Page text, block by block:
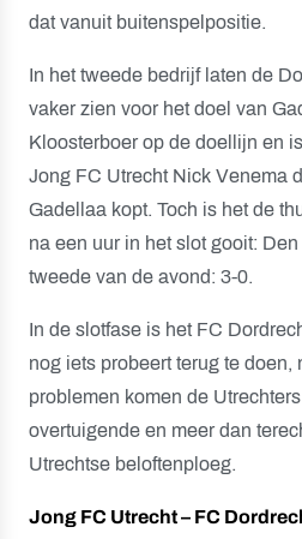
dat vanuit buitenspelpositie.
In het tweede bedrijf laten de
vaker zien voor het doel van
Kloosterboer op de doellijn en
Jong FC Utrecht Nick Venema
Gadellaa kopt. Toch is het de
na een uur in het slot gooit:
tweede van de avond: 3-0.
In de slotfase is het FC
nog iets probeert terug te doen,
problemen komen de
overtuigende en meer dan
Utrechtse beloftenploeg.
Jong FC Utrecht – FC